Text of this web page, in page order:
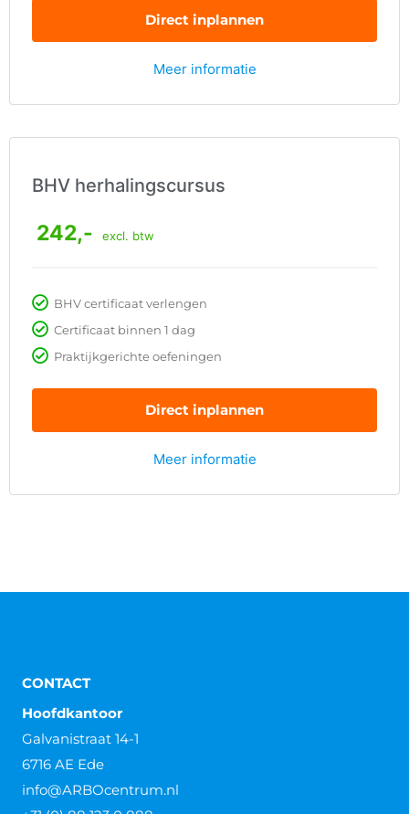
Direct inplannen
Meer informatie
BHV herhalingscursus
242,- excl. btw
BHV certificaat verlengen
Certificaat binnen 1 dag
Praktijkgerichte oefeningen
Direct inplannen
Meer informatie
CONTACT
Hoofdkantoor
Galvanistraat 14-1
6716 AE Ede
info@ARBOcentrum.nl